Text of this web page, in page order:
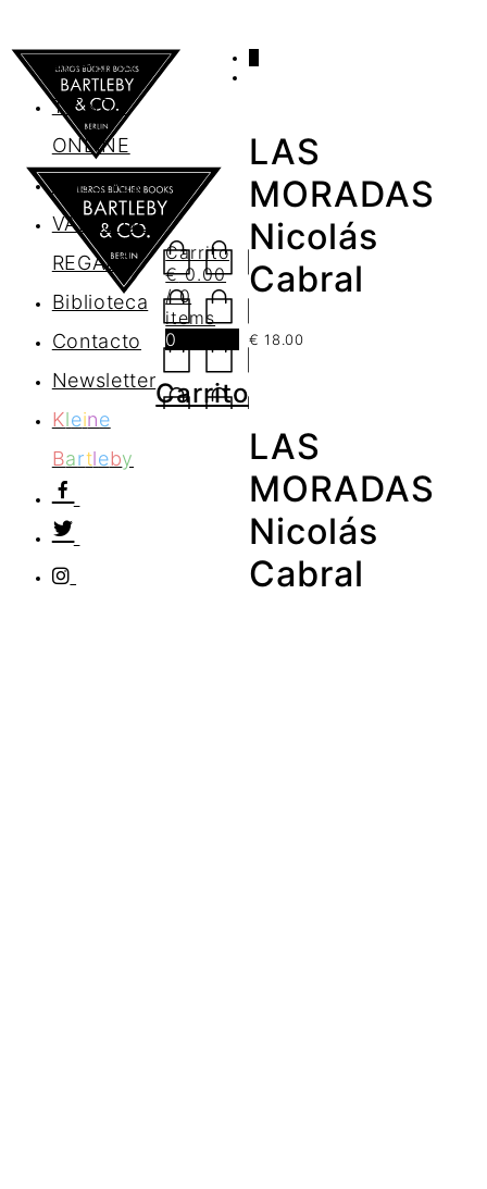
AGENDA
TIENDA
ONLINE
Nosotros
VALES DE
REGALO
Biblioteca
Contacto
Newsletter
Kleine
Bartleby
Carrito
€0.00
/ 0
items
0
Carrito
LAS
MORADAS
Nicolás
Cabral
€ 18.00
LAS
MORADAS
Nicolás
Cabral